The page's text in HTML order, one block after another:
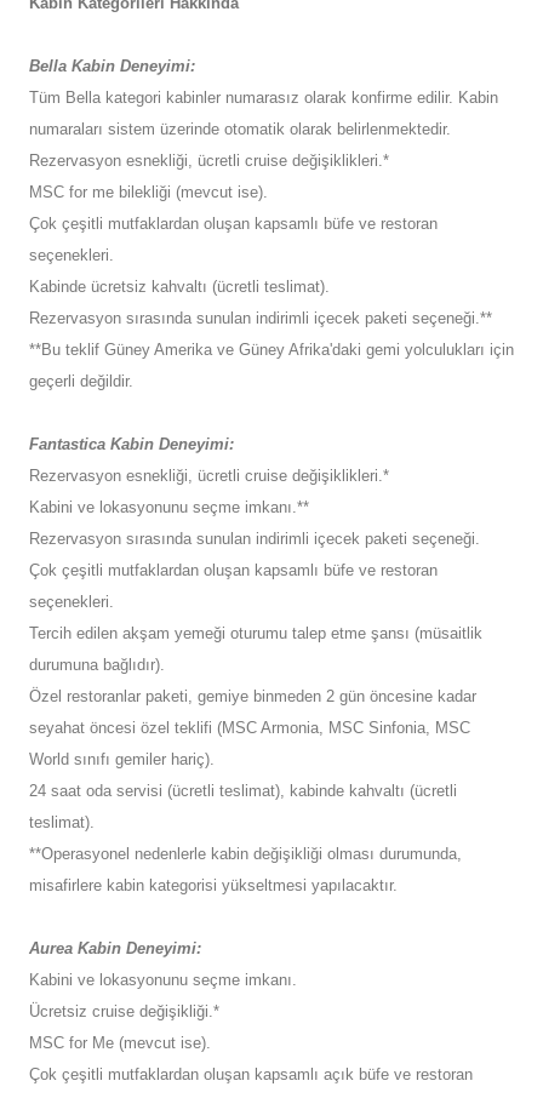
Bella Kabin Deneyimi:
Tüm Bella kategori kabinler numarasız olarak konfirme edilir. Kabin
numaraları sistem üzerinde otomatik olarak belirlenmektedir.
Rezervasyon esnekliği, ücretli cruise değişiklikleri.*
MSC for me bilekliği (mevcut ise).
Çok çeşitli mutfaklardan oluşan kapsamlı büfe ve restoran
seçenekleri.
Kabinde ücretsiz kahvaltı (ücretli teslimat).
Rezervasyon sırasında sunulan indirimli içecek paketi seçeneği.**
**Bu teklif Güney Amerika ve Güney Afrika'daki gemi yolculukları için
geçerli değildir.
Fantastica Kabin Deneyimi:
Rezervasyon esnekliği, ücretli cruise değişiklikleri.*
Kabini ve lokasyonunu seçme imkanı.**
Rezervasyon sırasında sunulan indirimli içecek paketi seçeneği.
Çok çeşitli mutfaklardan oluşan kapsamlı büfe ve restoran
seçenekleri.
Tercih edilen akşam yemeği oturumu talep etme şansı (müsaitlik
durumuna bağlıdır).
Özel restoranlar paketi, gemiye binmeden 2 gün öncesine kadar
seyahat öncesi özel teklifi (MSC Armonia, MSC Sinfonia, MSC
World sınıfı gemiler hariç).
24 saat oda servisi (ücretli teslimat), kabinde kahvaltı (ücretli
teslimat).
**Operasyonel nedenlerle kabin değişikliği olması durumunda,
misafirlere kabin kategorisi yükseltmesi yapılacaktır.
Aurea Kabin Deneyimi:
Kabini ve lokasyonunu seçme imkanı.
Ücretsiz cruise değişikliği.*
MSC for Me (mevcut ise).
Çok çeşitli mutfaklardan oluşan kapsamlı açık büfe ve restoran